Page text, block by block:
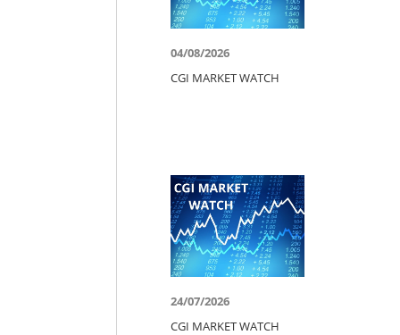
04/08/2026
CGI MARKET WATCH
24/07/2026
CGI MARKET WATCH